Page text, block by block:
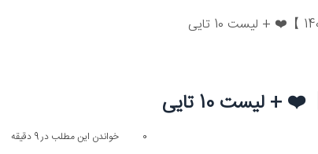
0 خواندن این مطلب در 9 دقیقه